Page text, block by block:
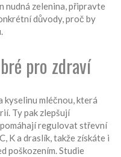
nudná zelenina, připravte
důvody, proč by
pro zdraví
kyselinu mléčnou, která
Ty pak zlepšují
regulovat střevní
K a draslík, takže získáte i
poškozením. Studie